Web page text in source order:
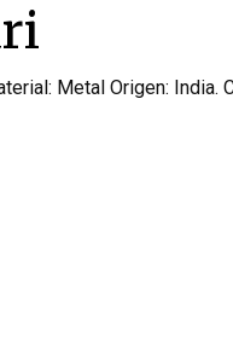
Metal Origen: India.